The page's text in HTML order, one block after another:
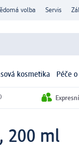
volba Servis
kosmetika Péče
200 ml